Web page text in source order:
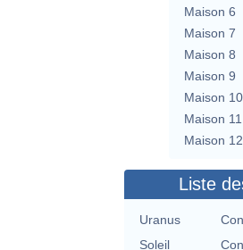
Maison 6
Maison 7
Maison 8
Maison 9
Maison 10
Maison 11
Maison 12
Liste
Uranus
Soleil